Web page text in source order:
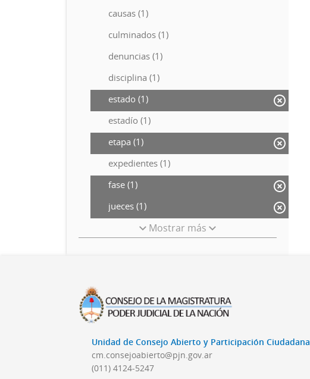
causas (1)
culminados (1)
denuncias (1)
disciplina (1)
estado (1)
estadío (1)
etapa (1)
expedientes (1)
fase (1)
jueces (1)
Mostrar más
Unidad de Consejo Abierto y Participación Ciudadana
cm.consejoabierto@pjn.gov.ar
(011) 4124-5247